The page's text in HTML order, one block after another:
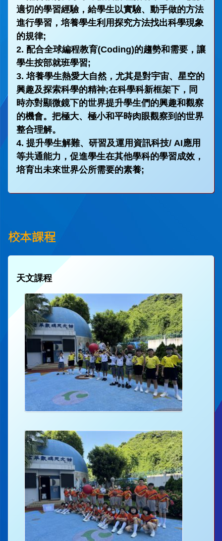
適切的學習經驗，給學生以實驗、動手做的方法
進行學習，培養學生利用探究方法找出科學現象
的規律;
2. 配合全球編程教育(Coding)的趨勢和需要，讓
學生按部就班學習;
3. 培養學生熱愛大自然，尤其是對宇宙、星空的
興趣及探索科學的精神;在科學科新框架下，同
時亦對顯微鏡下的世界提升學生們的興趣和觀察
的機會。把極大、極小和平時肉眼觀察到的世界
整合理解。
4. 提升學生解難、研習及運用資訊科技/ AI應用
等共通能力，促進學生在其他學科的學習成效，
培育出未來世界公所需要的素養;
校本課程
天文課程